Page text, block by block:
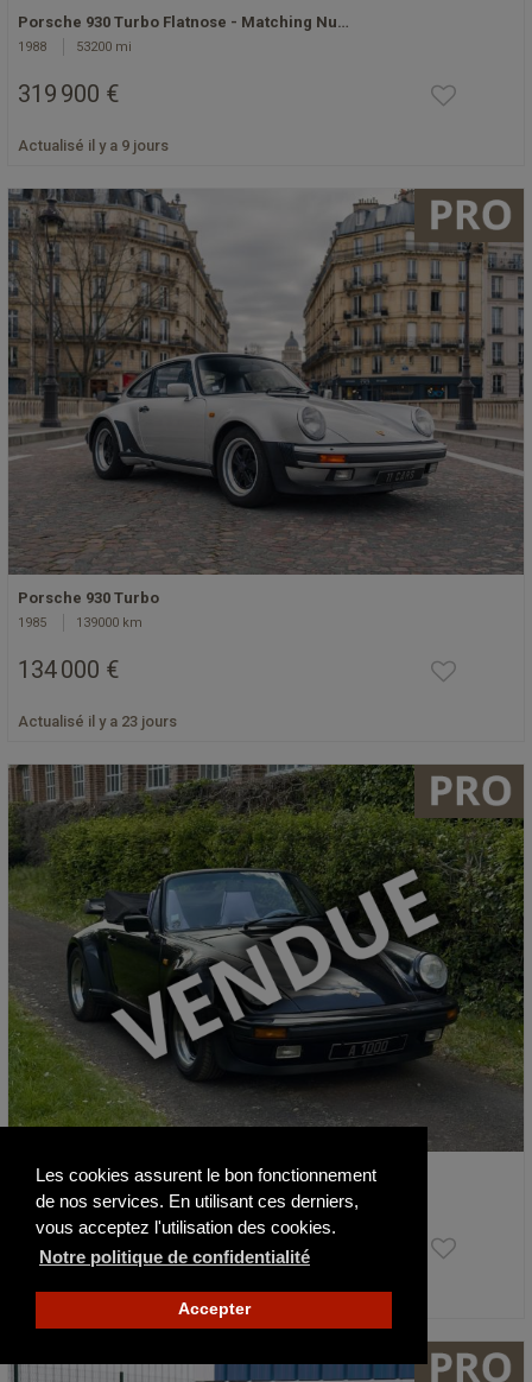
Les cookies assurent le bon fonctionnement
de nos services. En utilisant ces derniers,
vous acceptez l'utilisation des cookies.
Notre politique de confidentialité
Accepter
Porsche 930 Turbo Flatnose - Matching Nu…
1988 53200 mi
319 900 €
Actualisé il y a 9 jours
Porsche 930 Turbo
1985 139000 km
134 000 €
Actualisé il y a 23 jours
Porsche 930 3.3 Turbo Cabriolet- BV5 G50
1989 208000 km
Prix sur demande